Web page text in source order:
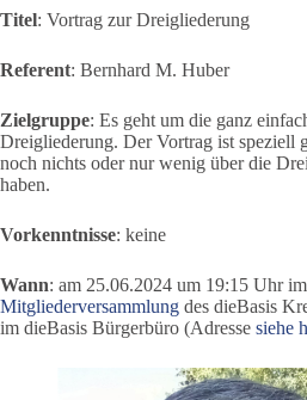
Titel: Vortrag zur Dreigliederung
Referent: Bernhard M. Huber
Zielgruppe: Es geht um die ganz
Dreigliederung. Der Vortrag ist speziell
noch nichts oder nur wenig über die
haben.
Vorkenntnisse: keine
Wann: am 25.06.2024 um 19:15 Uhr
Mitgliederversammlung des dieBasis
im dieBasis Bürgerbüro (Adresse siehe